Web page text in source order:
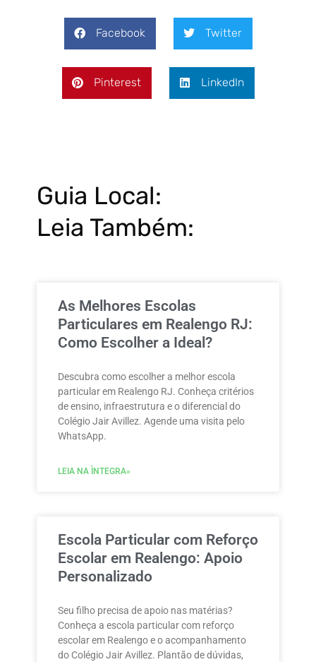
Facebook Twitter
Pinterest LinkedIn
Guia Local:
Leia Também:
As Melhores Escolas
Particulares em Realengo RJ:
Como Escolher a Ideal?
Descubra como escolher a melhor escola
particular em Realengo RJ. Conheça critérios
de ensino, infraestrutura e o diferencial do
Colégio Jair Avillez. Agende uma visita pelo
WhatsApp.
LEIA NA ÌNTEGRA»
Escola Particular com Reforço
Escolar em Realengo: Apoio
Personalizado
Seu filho precisa de apoio nas matérias?
Conheça a escola particular com reforço
escolar em Realengo e o acompanhamento
do Colégio Jair Avillez. Plantão de dúvidas,